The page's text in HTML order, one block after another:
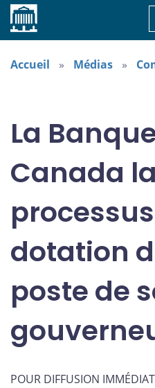
Accueil
Accueil Médias
La
Canada
dotation
poste de
POUR DIFFUSION